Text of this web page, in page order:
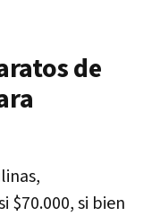
de
$70.000, si bien